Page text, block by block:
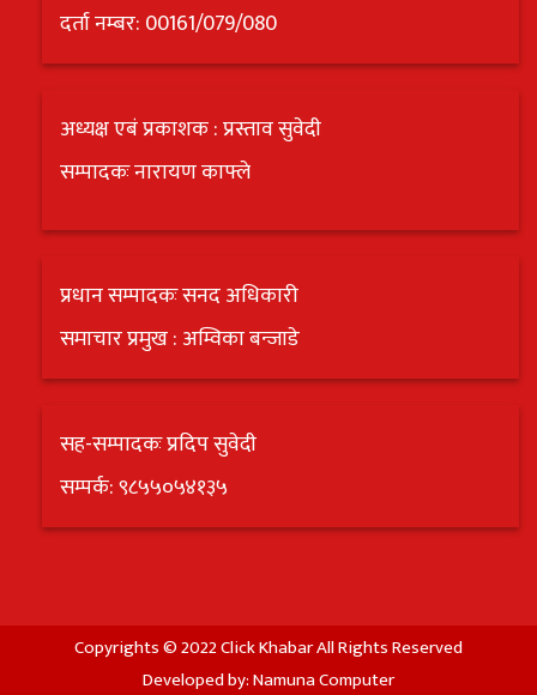
दर्ता नम्बर: 00161/079/080
अध्यक्ष एबं प्रकाशक : प्रस्ताव सुवेदी
सम्पादकः नारायण काफ्ले
प्रधान सम्पादकः सनद अधिकारी
समाचार प्रमुख : अम्विका बन्जाडे
सह-सम्पादकः प्रदिप सुवेदी
सम्पर्क: ९८५५०५४१३५
Copyrights © 2022 Click Khabar All Rights Reserved
Developed by:Namuna Computer